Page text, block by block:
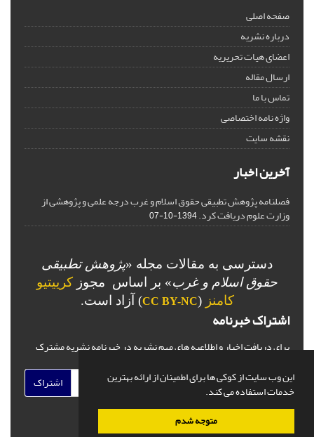
این وب سایت از کوکی ها برای اطمینان از ارائه بهترین
خدمات استفاده می کند.
متوجه شدم
صفحه اصلی
درباره نشریه
اعضای هیات تحریریه
ارسال مقاله
تماس با ما
واژه نامه اختصاصی
نقشه سایت
آخرین اخبار
فصلنامه پژوهش تطبیقی حقوق اسلام و غرب درجه علمی و پژوهشی از
وزارت علوم دریافت کرد.1394-10-07
دسترسی به مقالات مجله «پژوهش تطبیقی
حقوق اسلام و غرب» بر اساس مجوز کرییتیو
کامنز (
CC BY-NC) آزاد است.
اشتراک خبرنامه
برای دریافت اخبار و اطلاعیه های مهم نشریه در خبرنامه نشریه مشترک
اشتراک